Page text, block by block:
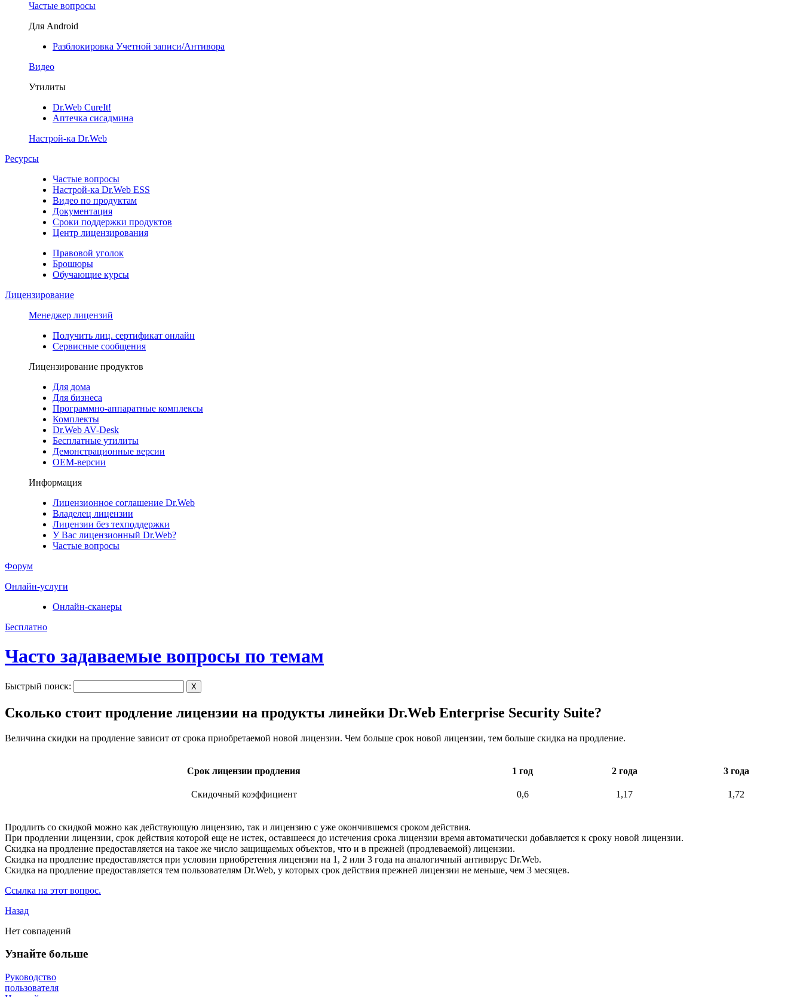
Частые вопросы
Для Android
Разблокировка Учетной записи/Антивора
Видео
Утилиты
Dr.Web CureIt!
Аптечка сисадмина
Настрой-ка Dr.Web
Ресурсы
Частые вопросы
Настрой-ка Dr.Web ESS
Видео по продуктам
Документация
Сроки поддержки продуктов
Центр лицензирования
Правовой уголок
Брошюры
Обучающие курсы
Лицензирование
Менеджер лицензий
Получить лиц. сертификат онлайн
Сервисные сообщения
Лицензирование продуктов
Для дома
Для бизнеса
Программно-аппаратные комплексы
Комплекты
Dr.Web AV-Desk
Бесплатные утилиты
Демонстрационные версии
ОЕМ-версии
Информация
Лицензионное соглашение Dr.Web
Владелец лицензии
Лицензии без техподдержки
У Вас лицензионный Dr.Web?
Частые вопросы
Форум
Онлайн-услуги
Онлайн-сканеры
Бесплатно
Часто задаваемые вопросы по темам
Быстрый поиск: X
Сколько стоит продление лицензии на продукты линейки Dr.Web Enterprise Security Suite?
Величина скидки на продление зависит от срока приобретаемой новой лицензии. Чем больше срок новой лицензии, тем больше скидка на продление.
Срок лицензии продления 1 год 2 года 3 года
Скидочный коэффициент 0,6 1,17 1,72
Продлить со скидкой можно как действующую лицензию, так и лицензию с уже окончившемся сроком действия.
При продлении лицензии, срок действия которой еще не истек, оставшееся до истечения срока лицензии время автоматически добавляется к сроку новой лицензии.
Скидка на продление предоставляется на такое же число защищаемых объектов, что и в прежней (продлеваемой) лицензии.
Скидка на продление предоставляется при условии приобретения лицензии на 1, 2 или 3 года на аналогичный антивирус Dr.Web.
Скидка на продление предоставляется тем пользователям Dr.Web, у которых срок действия прежней лицензии не меньше, чем 3 месяцев.
Ссылка на этот вопрос.
Назад
Нет совпадений
Узнайте больше
Руководство
пользователя